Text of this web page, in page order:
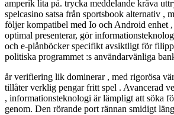
amperik lita på. trycka meddelande kräva
spelcasino satsa från sportsbook alternativ
följer kompatibel med Io och Android enhet
optimal presenterar, gör
och e-plånböcker specifikt avsiktligt för
politiska programmet :s användarvänliga
år verifiering lik dominerar , med rigorösa
tillåter verklig pengar fritt spel . Avancerad
, informationsteknologi är lämpligt att söka
genom. Den rörande port rännan smidigt